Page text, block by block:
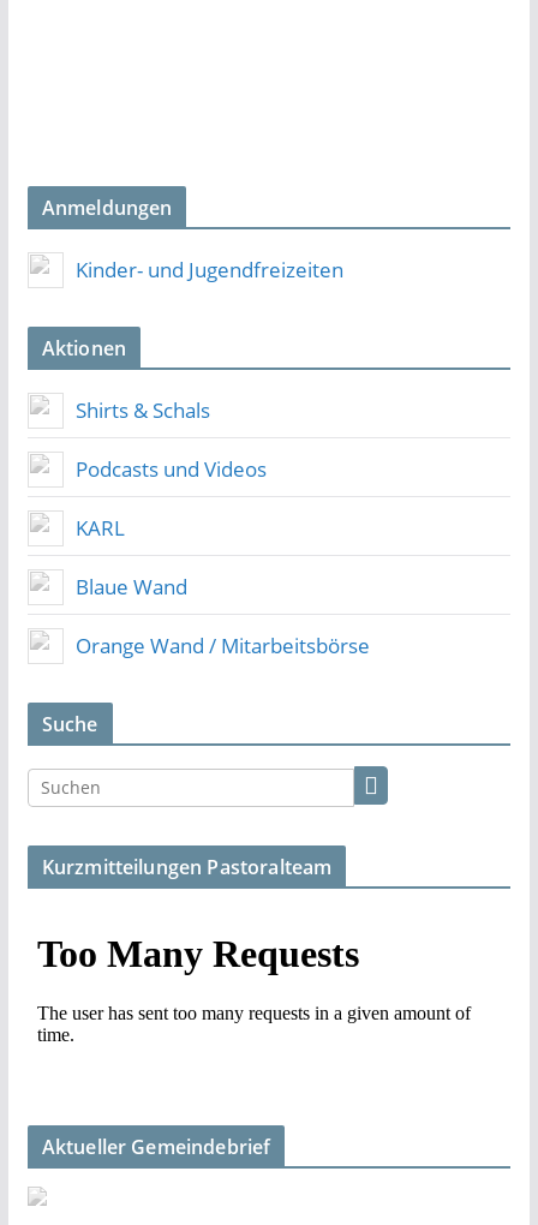
Anmeldungen
Kinder- und Jugendfreizeiten
Aktionen
Shirts & Schals
Podcasts und Videos
KARL
Blaue Wand
Orange Wand / Mitarbeitsbörse
Suche
Kurzmitteilungen Pastoralteam
Aktueller Gemeindebrief